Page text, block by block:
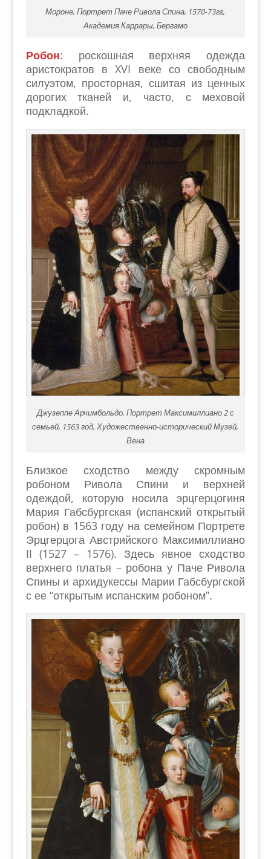
Мороне, Портрет Паче Ривола Спина, 1570-73гг,
Академия Каррары, Бергамо
Робон: роскошная верхняя одежда
аристократов в XVI веке со свободным
силуэтом, просторная, сшитая из ценных
дорогих тканей и, часто, с меховой
подкладкой.
Джузеппе Арчимбольдо, Портрет Максимиллиано 2 с
семьей, 1563 год, Художественно-исторический Музей,
Вена
Близкое сходство между скромным
робоном Ривола Спини и верхней
одеждой, которую носила эрцгерцогиня
Мария Габсбургская (испанский открытый
робон) в 1563 году на семейном Портрете
Эрцгерцога Австрийского Максимиллиано
II (1527 – 1576). Здесь явное сходство
верхнего платья – робона у Паче Ривола
Спины и архидукессы Марии Габсбургской
с ее “открытым испанским робоном”.